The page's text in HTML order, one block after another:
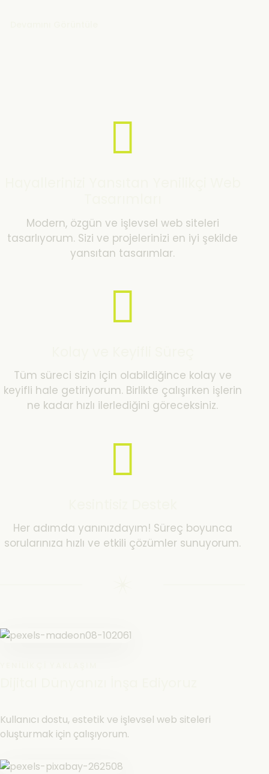
Modern, özgün ve işlevsel web siteleri
tasarlıyorum. Sizi ve projelerinizi en iyi şekilde
yansıtan tasarımlar.
Tüm süreci sizin için olabildiğince kolay ve
keyifli hale getiriyorum. Birlikte çalışırken işlerin
ne kadar hızlı ilerlediğini göreceksiniz.
Her adımda yanınızdayım! Süreç boyunca
sorularınıza hızlı ve etkili çözümler sunuyorum.
Kullanıcı dostu, estetik ve işlevsel web siteleri
oluşturmak için çalışıyorum.